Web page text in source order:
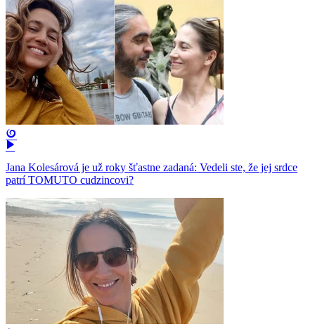
Jana Kolesárová je už roky šťastne zadaná: Vedeli ste, že jej srdce
patrí TOMUTO cudzincovi?